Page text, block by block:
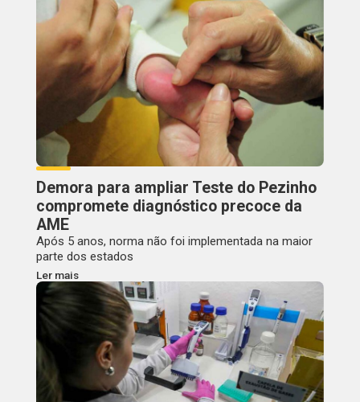
Demora para ampliar Teste do Pezinho
compromete diagnóstico precoce da
AME
Após 5 anos, norma não foi implementada na maior
parte dos estados
Ler mais